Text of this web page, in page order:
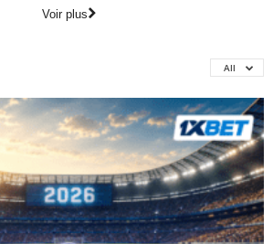
Voir plus
All